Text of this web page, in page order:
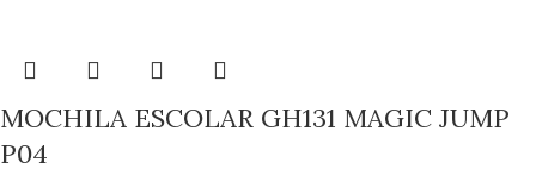
MOCHILA ESCOLAR GH131 MAGIC JUMP
P04